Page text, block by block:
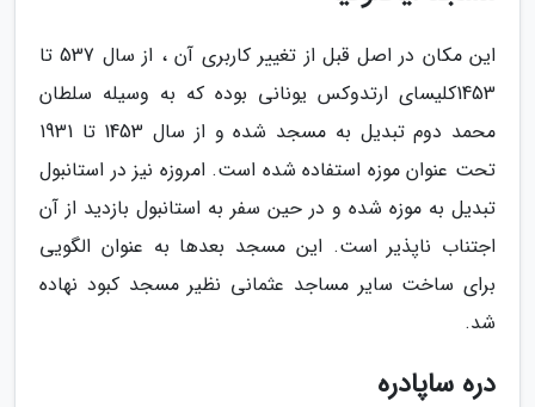
این مکان در اصل قبل از تغییر کاربری آن ، از سال 537 تا
1453کلیسای ارتدوکس یونانی بوده که به وسیله سلطان
محمد دوم تبدیل به مسجد شده و از سال 1453 تا 1931
تحت عنوان موزه استفاده شده است. امروزه نیز در استانبول
تبدیل به موزه شده و در حین سفر به استانبول بازدید از آن
اجتناب ناپذیر است. این مسجد بعدها به عنوان الگویی
برای ساخت سایر مساجد عثمانی نظیر مسجد کبود نهاده
شد.
دره ساپادره